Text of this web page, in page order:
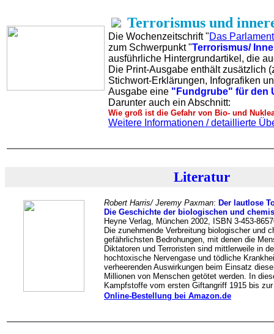
Terrorismus und
Die Wochenzeitschrift "Das Parlament
zum Schwerpunkt "Terrorismus/
ausführliche Hintergrundartikel, die
Die Print-Ausgabe enthält zusätzlich
Stichwort-Erklärungen, Infografiken
Ausgabe eine "Fundgrube" für den
Darunter auch ein Abschnitt:
Wie groß ist die Gefahr von Bio- und
Weitere Informationen / detaillierte
Literatur
Robert Harris/ Jeremy Paxman: Der lautlose
Die Geschichte der biologischen und
Heyne Verlag, München 2002, ISBN 3-453-
Die zunehmende Verbreitung biologischer und
gefährlichsten Bedrohungen, mit denen die
Diktatoren und Terroristen sind mittlerweile in
hochtoxische Nervengase und tödliche
verheerenden Auswirkungen beim Einsatz
Millionen von Menschen getötet werden. In
Kampfstoffe vom ersten Giftangriff 1915 bis
Online-Bestellung bei Amazon.de